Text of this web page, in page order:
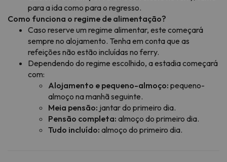
para a ida como para o regresso.
Como funciona o regime de alimentação?
Caso reserve um regime alimentar, este começará
sempre no alojamento. Tenha em conta que as
refeições não estão incluídas no ferry.
Dependendo do regime escolhido, a estadia começará
com:
Alojamento e pequeno-almoço: pequeno-
almoço na manhã seguinte.
Meia pensão: jantar do primeiro dia.
Pensão completa: almoço do primeiro dia.
Tudo incluído: almoço do primeiro dia.